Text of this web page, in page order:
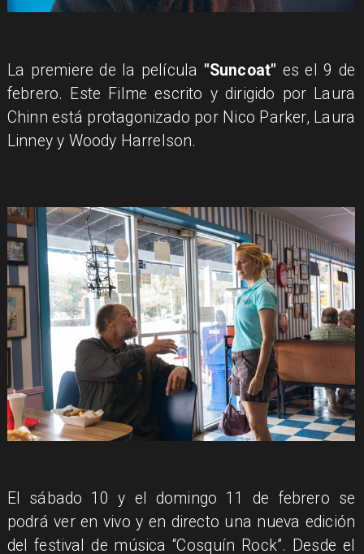
La premiere de la película "Suncoat" es el 9 de
febrero. Este Filme escrito y dirigido por Laura
Chinn está protagonizado por Nico Parker, Laura
Linney y Woody Harrelson.
​El sábado 10 y el domingo 11 de febrero se
podrá ver en vivo y en directo una nueva edición
del festival de música “Cosquín Rock”. Desde el